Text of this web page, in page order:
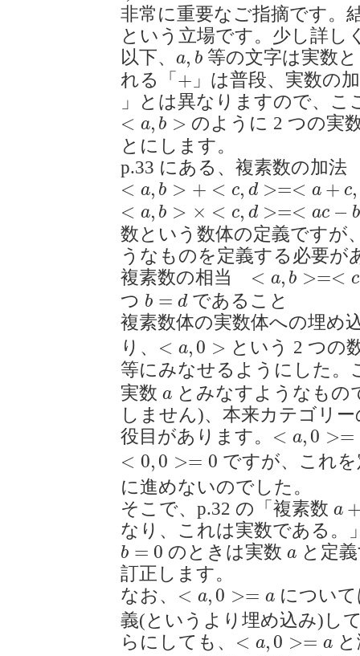
非常に重要なご指摘です。
という立場です。少し詳し
以下、 a, b
a,b等の文字は実数
れる「 +
+
」は普段、実数の
」とは異なりますので、
< a, b >
<a ,b >
のように 2 つの実
とにします。
p.33 にある、複素数の加法
< a, b > + < c, d >=< a + c,
<a ,b > +<c,d >=<a+c,b+d >
< a, b > × < c, d >=< ac − b
<a ,b > ×< c,d >=< ac − ,a d+b >
数という数体の定義ですが
うなものを定義する必要が
複素数の相当 < a, b >=< c
<a ,b>=< c,d>
つ b = d
b=d
であること
複素数体の実数体への埋
り、 < a, 0 >
<a ,0 >
という 2 つの
等にみなせるようにした
実数 a
a とみなすようなもの
しません)、本来カテゴリ
役目があります。 < a, 0 >=
<a ,0 >=a
< 0, 0 >= 0
<0 ,0 >=0
ですが、これ
に進めないのでした。
そこで、p.32 の「複素数 a
a
なり、これは実数である。
b = 0
b= 0 のときは実数a
a と定
訂正します。
なお、 < a, 0 >= a
<a ,0 >=a
について
義(というより埋め込み)し
らにしても、 < a, 0 >= a
<a ,0 >=a
と